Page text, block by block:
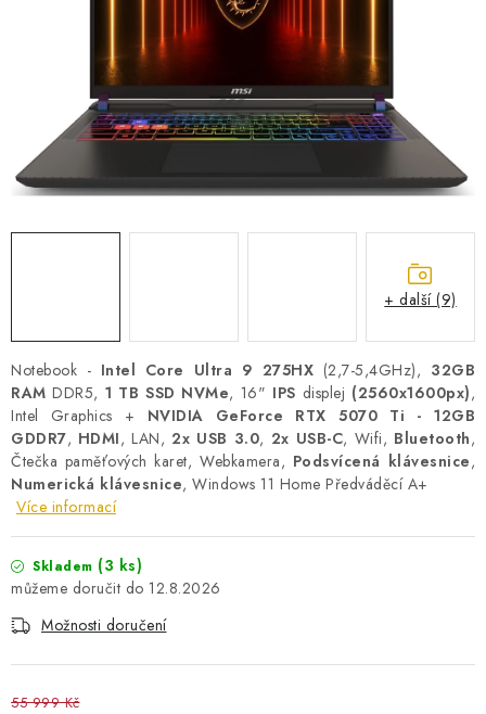
PRO KUTILY
VÝPRODEJ
Notebook - Intel Core Ultra 9 275HX (2,7-5,4GHz), 32GB
RAM DDR5, 1 TB SSD NVMe, 16" IPS displej (2560x1600px),
Intel Graphics + NVIDIA GeForce RTX 5070 Ti - 12GB
GDDR7, HDMI, LAN, 2x USB 3.0, 2x USB-C, Wifi, Bluetooth,
Čtečka paměťových karet, Webkamera, Podsvícená klávesnice,
Numerická klávesnice, Windows 11 Home Předváděcí A+
Více informací
Skladem (3 ks)
12.8.2026
Možnosti doručení
55 999 Kč
+ další (9)